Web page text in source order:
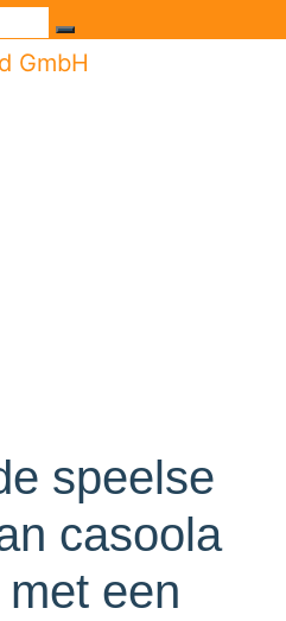
speelse
casoola
een